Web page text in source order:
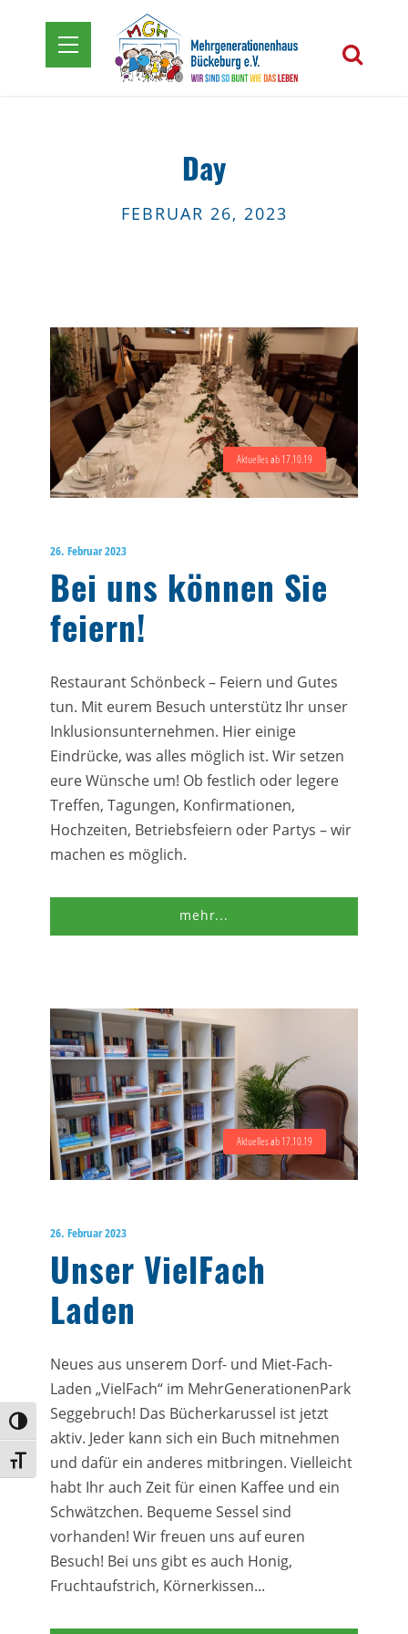
Umschalten auf hohe Kontraste
Schrift vergrößern
Day
FEBRUAR 26, 2023
Aktuelles ab 17.10.19
26. Februar 2023
Bei uns können Sie
feiern!
Restaurant Schönbeck – Feiern und Gutes
tun. Mit eurem Besuch unterstütz Ihr unser
Inklusionsunternehmen. Hier einige
Eindrücke, was alles möglich ist. Wir setzen
eure Wünsche um! Ob festlich oder legere
Treffen, Tagungen, Konfirmationen,
Hochzeiten, Betriebsfeiern oder Partys – wir
machen es möglich.
mehr...
Aktuelles ab 17.10.19
26. Februar 2023
Unser VielFach
Laden
Neues aus unserem Dorf- und Miet-Fach-
Laden „VielFach“ im MehrGenerationenPark
Seggebruch! Das Bücherkarussel ist jetzt
aktiv. Jeder kann sich ein Buch mitnehmen
und dafür ein anderes mitbringen. Vielleicht
habt Ihr auch Zeit für einen Kaffee und ein
Schwätzchen. Bequeme Sessel sind
vorhanden! Wir freuen uns auf euren
Besuch! Bei uns gibt es auch Honig,
Fruchtaufstrich, Körnerkissen...